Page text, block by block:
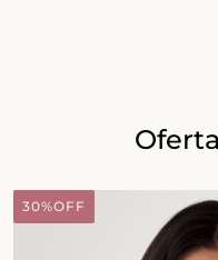
30%OFF